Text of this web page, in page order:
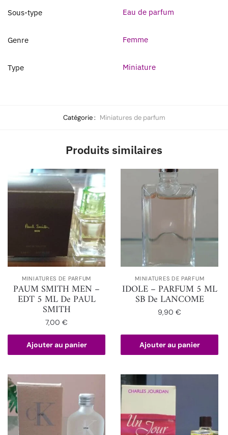
Sous-type Eau de parfum
Genre Femme
Type Miniature
Catégorie : Miniatures de parfum
Produits similaires
MINIATURES DE PARFUM
PAUM SMITH MEN –
EDT 5 ML De PAUL
SMITH
7,00€
Ajouter au panier
MINIATURES DE PARFUM
IDOLE – PARFUM 5 ML
SB De LANCOME
9,90€
Ajouter au panier